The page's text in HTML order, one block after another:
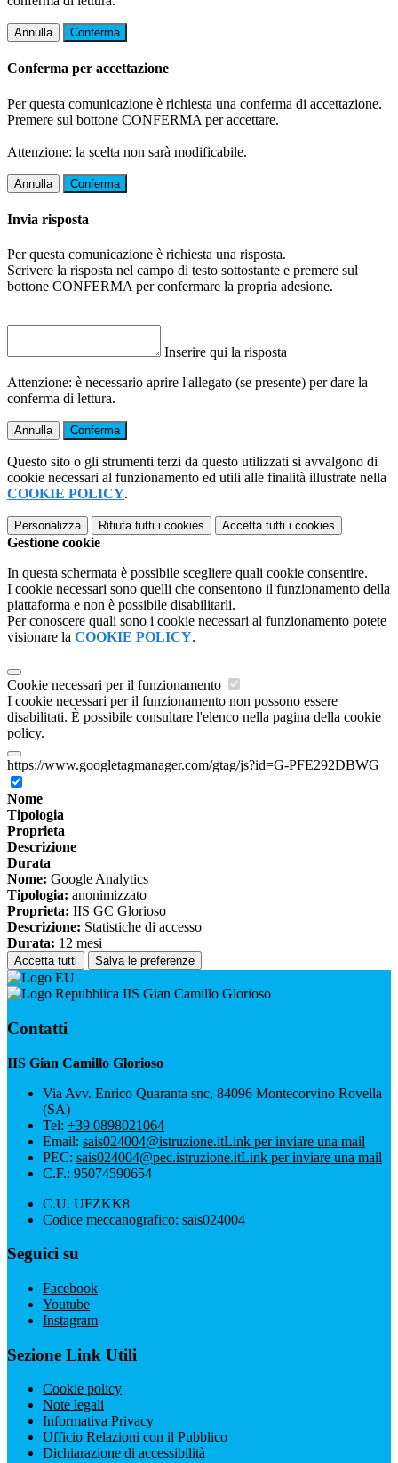
Annulla Conferma
Conferma per accettazione
Per questa comunicazione è richiesta una conferma di accettazione.
Premere sul bottone CONFERMA per accettare.
Attenzione: la scelta non sarà modificabile.
Annulla Conferma
Invia risposta
Per questa comunicazione è richiesta una risposta.
Scrivere la risposta nel campo di testo sottostante e premere sul
bottone CONFERMA per confermare la propria adesione.
Inserire qui la risposta
Attenzione: è necessario aprire l'allegato (se presente) per dare la
conferma di lettura.
Annulla Conferma
Questo sito o gli strumenti terzi da questo utilizzati si avvalgono di
cookie necessari al funzionamento ed utili alle finalità illustrate nella
COOKIE POLICY.
Personalizza Rifiuta tutti i cookies Accetta tutti i cookies
Gestione cookie
In questa schermata è possibile scegliere quali cookie consentire.
I cookie necessari sono quelli che consentono il funzionamento della
piattaforma e non è possibile disabilitarli.
Per conoscere quali sono i cookie necessari al funzionamento potete
visionare la COOKIE POLICY.
Cookie necessari per il funzionamento
I cookie necessari per il funzionamento non possono essere
disabilitati. È possibile consultare l'elenco nella pagina della cookie
policy.
https://www.googletagmanager.com/gtag/js?id=G-PFE292DBWG
Nome
Tipologia
Proprieta
Descrizione
Durata
Nome: Google Analytics
Tipologia: anonimizzato
Proprieta: IIS GC Glorioso
Descrizione: Statistiche di accesso
Durata: 12 mesi
Accetta tutti Salva le preferenze
IIS Gian Camillo Glorioso
Contatti
IIS Gian Camillo Glorioso
Via Avv. Enrico Quaranta snc, 84096 Montecorvino Rovella
(SA)
Tel: +39 0898021064
Email: sais024004@istruzione.itLink per inviare una mail
PEC: sais024004@pec.istruzione.itLink per inviare una mail
C.F.: 95074590654
C.U. UFZKK8
Codice meccanografico: sais024004
Seguici su
Facebook
Youtube
Instagram
Sezione Link Utili
Cookie policy
Note legali
Informativa Privacy
Ufficio Relazioni con il Pubblico
Dichiarazione di accessibilità